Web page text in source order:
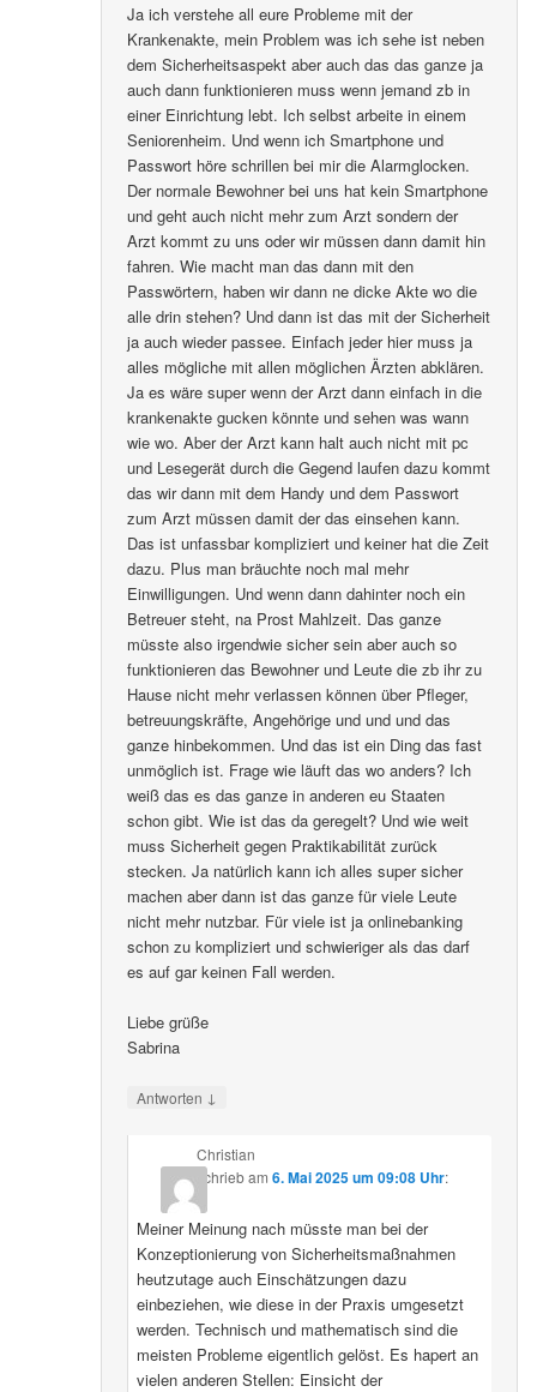
Ja ich verstehe all eure Probleme mit der
Krankenakte, mein Problem was ich sehe ist neben
dem Sicherheitsaspekt aber auch das das ganze ja
auch dann funktionieren muss wenn jemand zb in
einer Einrichtung lebt. Ich selbst arbeite in einem
Seniorenheim. Und wenn ich Smartphone und
Passwort höre schrillen bei mir die Alarmglocken.
Der normale Bewohner bei uns hat kein Smartphone
und geht auch nicht mehr zum Arzt sondern der
Arzt kommt zu uns oder wir müssen dann damit hin
fahren. Wie macht man das dann mit den
Passwörtern, haben wir dann ne dicke Akte wo die
alle drin stehen? Und dann ist das mit der Sicherheit
ja auch wieder passee. Einfach jeder hier muss ja
alles mögliche mit allen möglichen Ärzten abklären.
Ja es wäre super wenn der Arzt dann einfach in die
krankenakte gucken könnte und sehen was wann
wie wo. Aber der Arzt kann halt auch nicht mit pc
und Lesegerät durch die Gegend laufen dazu kommt
das wir dann mit dem Handy und dem Passwort
zum Arzt müssen damit der das einsehen kann.
Das ist unfassbar kompliziert und keiner hat die Zeit
dazu. Plus man bräuchte noch mal mehr
Einwilligungen. Und wenn dann dahinter noch ein
Betreuer steht, na Prost Mahlzeit. Das ganze
müsste also irgendwie sicher sein aber auch so
funktionieren das Bewohner und Leute die zb ihr zu
Hause nicht mehr verlassen können über Pfleger,
betreuungskräfte, Angehörige und und und das
ganze hinbekommen. Und das ist ein Ding das fast
unmöglich ist. Frage wie läuft das wo anders? Ich
weiß das es das ganze in anderen eu Staaten
schon gibt. Wie ist das da geregelt? Und wie weit
muss Sicherheit gegen Praktikabilität zurück
stecken. Ja natürlich kann ich alles super sicher
machen aber dann ist das ganze für viele Leute
nicht mehr nutzbar. Für viele ist ja onlinebanking
schon zu kompliziert und schwieriger als das darf
es auf gar keinen Fall werden.
Liebe grüße
Sabrina
Antworten ↓
Christian
schriebam 6. Mai 2025 um 09:08 Uhr:
Meiner Meinung nach müsste man bei der
Konzeptionierung von Sicherheitsmaßnahmen
heutzutage auch Einschätzungen dazu
einbeziehen, wie diese in der Praxis umgesetzt
werden. Technisch und mathematisch sind die
meisten Probleme eigentlich gelöst. Es hapert an
vielen anderen Stellen: Einsicht der